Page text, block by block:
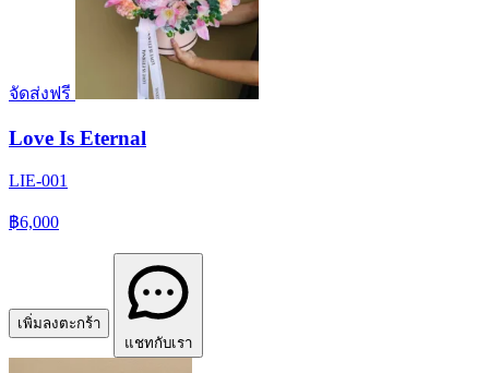
จัดส่งฟรี
Love Is Eternal
LIE-001
฿6,000
เพิ่มลงตะกร้า
แชทกับเรา